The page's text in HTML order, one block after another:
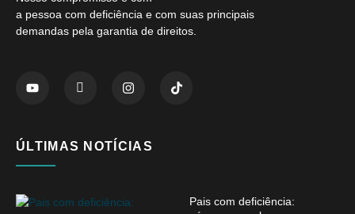
a pessoa com deficiência e com suas principais
demandas pela garantia de direitos.
ÚLTIMAS NOTÍCIAS
Pais com deficiência: